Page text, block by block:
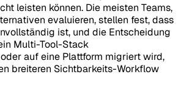
leisten können. Die meisten Teams,
evaluieren, stellen fest, dass
ist, und die Entscheidung
Multi-Tool-Stack
auf eine Plattform migriert wird,
breiteren Sichtbarkeits-Workflow